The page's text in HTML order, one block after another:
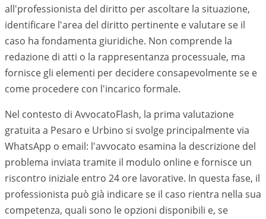
all'professionista del diritto per ascoltare la situazione,
identificare l'area del diritto pertinente e valutare se il
caso ha fondamenta giuridiche. Non comprende la
redazione di atti o la rappresentanza processuale, ma
fornisce gli elementi per decidere consapevolmente se e
come procedere con l'incarico formale.
Nel contesto di AvvocatoFlash, la prima valutazione
gratuita a Pesaro e Urbino si svolge principalmente via
WhatsApp o email: l'avvocato esamina la descrizione del
problema inviata tramite il modulo online e fornisce un
riscontro iniziale entro 24 ore lavorative. In questa fase, il
professionista può già indicare se il caso rientra nella sua
competenza, quali sono le opzioni disponibili e, se